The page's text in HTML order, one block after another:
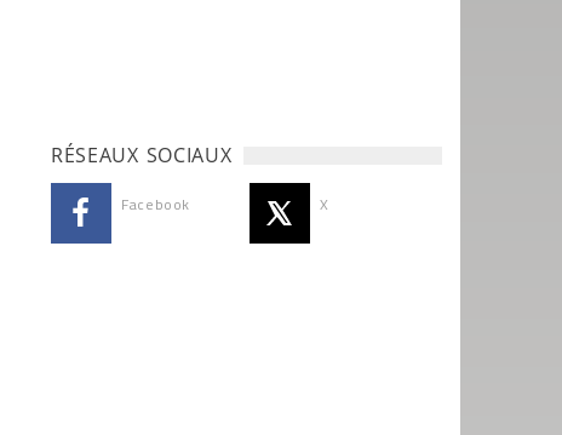
RÉSEAUX SOCIAUX
Facebook X